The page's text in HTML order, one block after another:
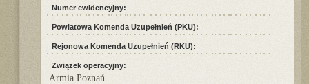
Numer ewidencyjny:
Powiatowa Komenda Uzupełnień (PKU):
Rejonowa Komenda Uzupełnień (RKU):
Związek operacyjny:
Armia Poznań